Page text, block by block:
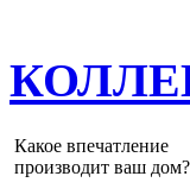
Какое впечатление
производит ваш дом?